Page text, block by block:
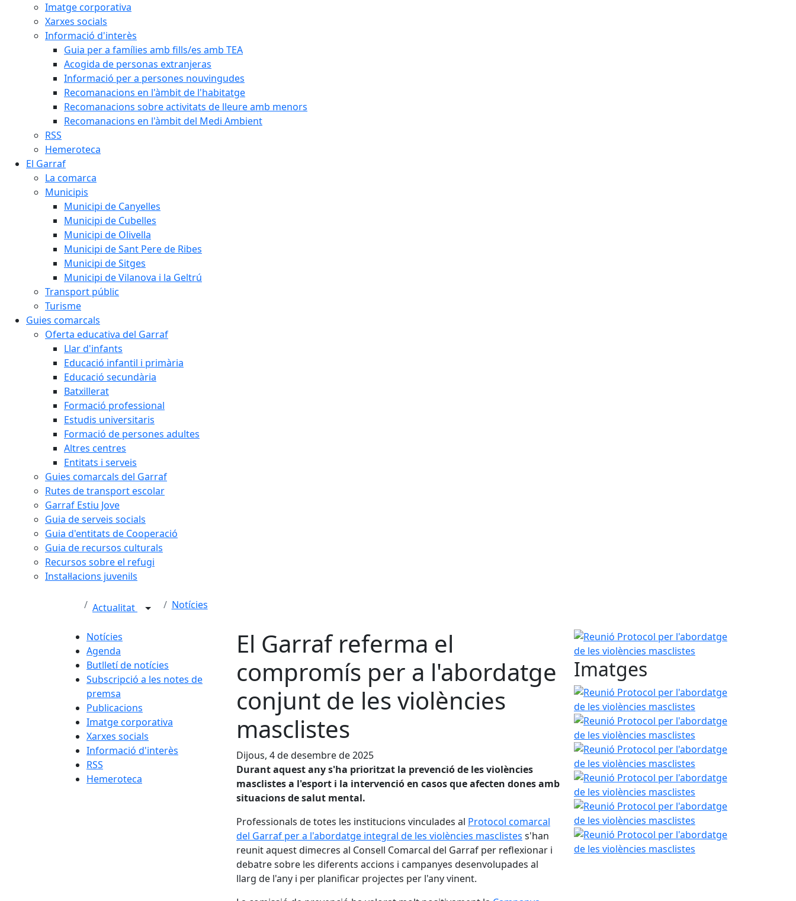
Imatge corporativa
Xarxes socials
Informació d'interès
Guia per a famílies amb fills/es amb TEA
Acogida de personas extranjeras
Informació per a persones nouvingudes
Recomanacions en l'àmbit de l'habitatge
Recomanacions sobre activitats de lleure amb menors
Recomanacions en l'àmbit del Medi Ambient
RSS
Hemeroteca
El Garraf
La comarca
Municipis
Municipi de Canyelles
Municipi de Cubelles
Municipi de Olivella
Municipi de Sant Pere de Ribes
Municipi de Sitges
Municipi de Vilanova i la Geltrú
Transport públic
Turisme
Guies comarcals
Oferta educativa del Garraf
Llar d'infants
Educació infantil i primària
Educació secundària
Batxillerat
Formació professional
Estudis universitaris
Formació de persones adultes
Altres centres
Entitats i serveis
Guies comarcals del Garraf
Rutes de transport escolar
Garraf Estiu Jove
Guia de serveis socials
Guia d'entitats de Cooperació
Guia de recursos culturals
Recursos sobre el refugi
Instal·lacions juvenils
Actualitat Notícies
Notícies
Agenda
Butlletí de notícies
Subscripció a les notes de
premsa
Publicacions
Imatge corporativa
Xarxes socials
Informació d'interès
RSS
Hemeroteca
El Garraf referma el
compromís per a l'abordatge
conjunt de les violències
masclistes
Dijous, 4 de desembre de 2025
Durant aquest any s'ha prioritzat la prevenció de les violències
masclistes a l'esport i la intervenció en casos que afecten dones amb
situacions de salut mental.
Professionals de totes les institucions vinculades al Protocol comarcal
del Garraf per a l'abordatge integral de les violències masclistes s'han
reunit aquest dimecres al Consell Comarcal del Garraf per reflexionar i
debatre sobre les diferents accions i campanyes desenvolupades al
llarg de l'any i per planificar projectes per l'any vinent.
Reunió Protocol per l'abordatge de les violències
Imatges
Reunió Protocol per l'abordatge de les violències
Reunió Protocol per l'abordatge de les violències
Reunió Protocol per l'abordatge de les violències
Reunió Protocol per l'abordatge de les violències
Reunió Protocol per l'abordatge de les violències
Reunió Protocol per l'abordatge de les violències